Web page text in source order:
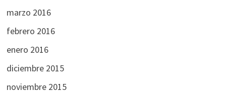
marzo 2016
febrero 2016
enero 2016
diciembre 2015
noviembre 2015